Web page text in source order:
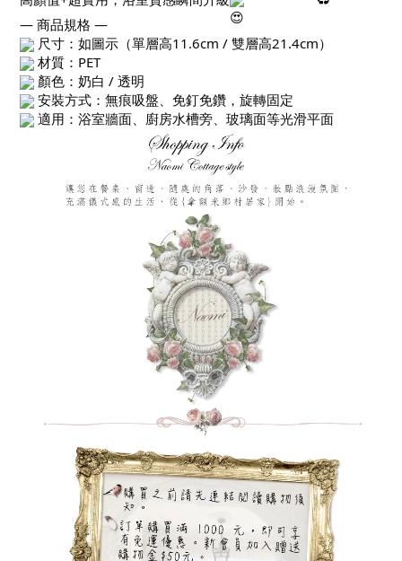
— 商品規格 —
尺寸：如圖示（單層高11.6cm / 雙層高21.4cm）
材質：PET
顏色：奶白 / 透明
安裝方式：無痕吸盤、免釘免鑽，旋轉固定
適用：浴室牆面、廚房水槽旁、玻璃面等光滑平面